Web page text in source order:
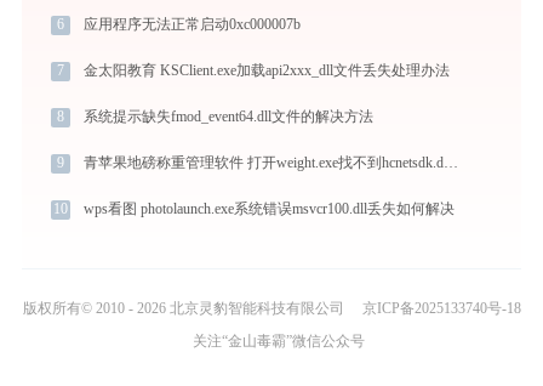
6 应用程序无法正常启动0xc000007b
7 金太阳教育 KSClient.exe加载api2xxx_dll文件丢失处理办法
8 系统提示缺失fmod_event64.dll文件的解决方法
9 青苹果地磅称重管理软件 打开weight.exe找不到hcnetsdk.dll怎么办
10 wps看图 photolaunch.exe系统错误msvcr100.dll丢失如何解决
版权所有© 2010 - 2026 北京灵豹智能科技有限公司
京ICP备2025133740号-18
关注“金山毒霸”微信公众号